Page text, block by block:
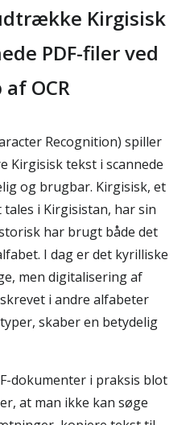
Kirgisisk
PDF-filer ved
OCR
Recognition) spiller
Kirgisisk tekst i scannede
og brugbar. Kirgisisk, et
i Kirgisistan, har sin
har brugt både det
I dag er det kyrilliske
men digitalisering af
i andre alfabeter
skaber en betydelig
dokumenter i praksis blot
at man ikke kan søge